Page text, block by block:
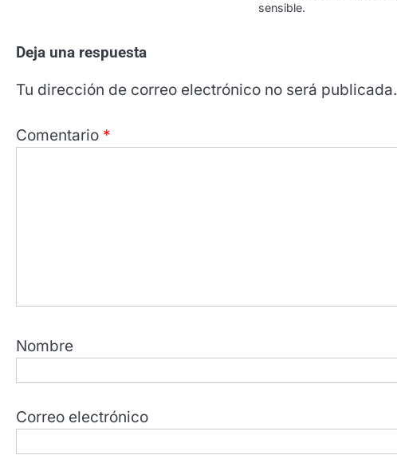
sensible.
Deja una respuesta
Tu dirección de correo electrónico no será publicada.
Comentario *
Nombre
Correo electrónico